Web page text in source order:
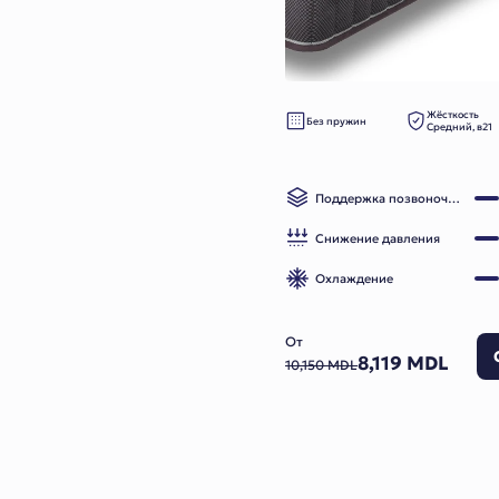
Без пружин
Жёсткость
Средний, в21
Поддержка позвоночника
Снижение давления
Охлаждение
От
10,150 MDL8,119 MDL